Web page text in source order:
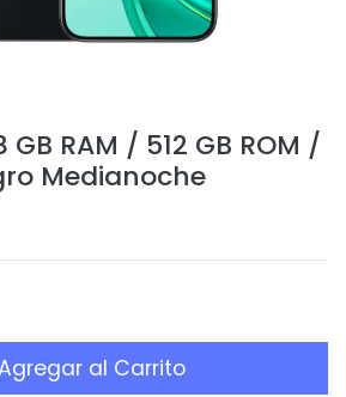
GB RAM / 512 GB ROM /
Medianoche
al Carrito